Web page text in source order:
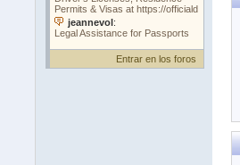
Entrar en los foros